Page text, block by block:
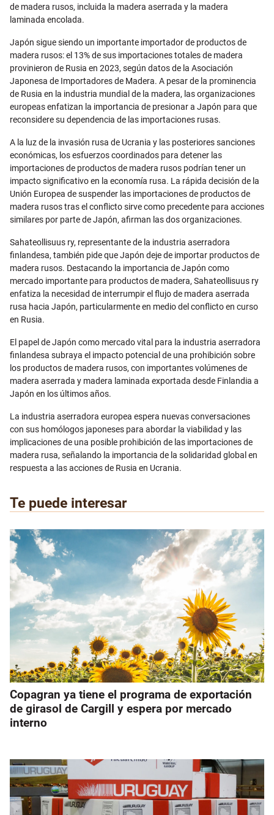
de madera rusos, incluida la madera aserrada y la madera
laminada encolada.
Japón sigue siendo un importante importador de productos de
madera rusos: el 13% de sus importaciones totales de madera
provinieron de Rusia en 2023, según datos de la Asociación
Japonesa de Importadores de Madera. A pesar de la prominencia
de Rusia en la industria mundial de la madera, las organizaciones
europeas enfatizan la importancia de presionar a Japón para que
reconsidere su dependencia de las importaciones rusas.
A la luz de la invasión rusa de Ucrania y las posteriores sanciones
económicas, los esfuerzos coordinados para detener las
importaciones de productos de madera rusos podrían tener un
impacto significativo en la economía rusa. La rápida decisión de la
Unión Europea de suspender las importaciones de productos de
madera rusos tras el conflicto sirve como precedente para acciones
similares por parte de Japón, afirman las dos organizaciones.
Sahateollisuus ry, representante de la industria aserradora
finlandesa, también pide que Japón deje de importar productos de
madera rusos. Destacando la importancia de Japón como
mercado importante para productos de madera, Sahateollisuus ry
enfatiza la necesidad de interrumpir el flujo de madera aserrada
rusa hacia Japón, particularmente en medio del conflicto en curso
en Rusia.
El papel de Japón como mercado vital para la industria aserradora
finlandesa subraya el impacto potencial de una prohibición sobre
los productos de madera rusos, con importantes volúmenes de
madera aserrada y madera laminada exportada desde Finlandia a
Japón en los últimos años.
La industria aserradora europea espera nuevas conversaciones
con sus homólogos japoneses para abordar la viabilidad y las
implicaciones de una posible prohibición de las importaciones de
madera rusa, señalando la importancia de la solidaridad global en
respuesta a las acciones de Rusia en Ucrania.
Te puede interesar
Copagran ya tiene el programa de exportación
de girasol de Cargill y espera por mercado
interno